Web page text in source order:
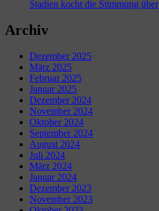
Stadien kocht die Stimmung über
Archiv
Dezember 2025
März 2025
Februar 2025
Januar 2025
Dezember 2024
November 2024
Oktober 2024
September 2024
August 2024
Juli 2024
März 2024
Januar 2024
Dezember 2023
November 2023